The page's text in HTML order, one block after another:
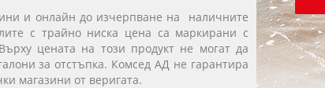
и онлайн до изчерпване на наличните
с трайно ниска цена са маркирани с
цената на този продукт не могат да
за отстъпка. Комсед АД не гарантира
магазини от веригата.